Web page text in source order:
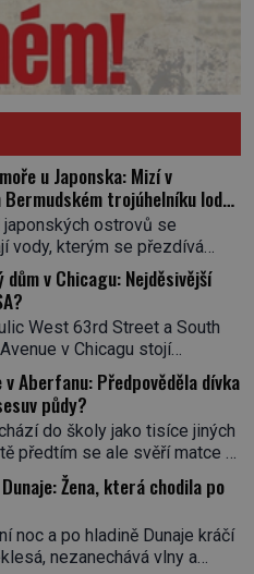
u Japonska: Mizí v
trojúhelníku lodě
neznámé síly?
japonských ostrovů se
vody, kterým se přezdívá
Vypráví se o lodích
beze stopy, podivných
zrádných proudech i mořských
měli tyto končiny střežit už
legendách. Je tichomořský
skutečně prokletým
se zde jen nebezpečná
v jednu z
námořních záhad? […]
dům v Chicagu: Nejděsivější
West 63rd Street a South
v Chicagu stojí
pošta. Nemá žádný speciální
pamětní desku. A přesto prý
neradi chodí do
tady totiž sídlil sériový
Holmes a také
past na lidi
americké kriminalistiky.
Mudgett (1861–1896)
v Aberfanu: Předpověděla dívka
půdy?
do školy jako tisíce jiných
předtím se ale svěří matce s
snem. Ve škole, kterou dobře
nevidí budovu ani
Místo nich se před ní tyčí
O několik hodin později je
devítiletá Zahlédla vlastní
Žena, která chodila po
noc a po hladině Dunaje kráčí
nezanechává vlny a